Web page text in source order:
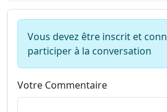
Vous devez être inscrit et
participer à la conversation
Votre Commentaire